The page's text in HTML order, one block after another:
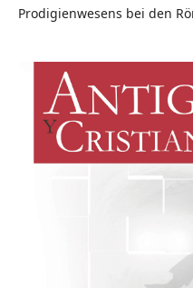
Prodigienwesens bei den